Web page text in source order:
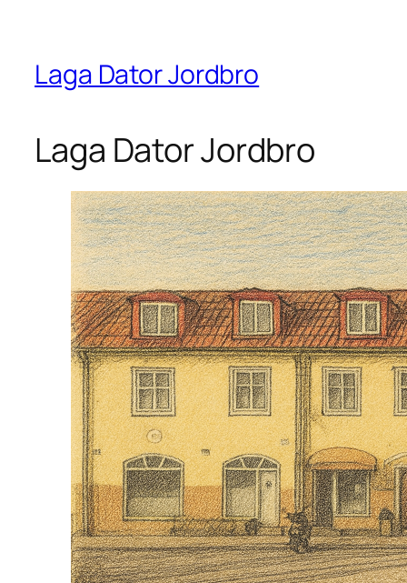
Laga Dator Jordbro
Laga Dator Jordbro